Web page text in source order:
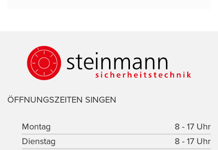
ÖFFNUNGSZEITEN SINGEN
Montag
8 - 17 Uhr
Dienstag
8 - 17 Uhr